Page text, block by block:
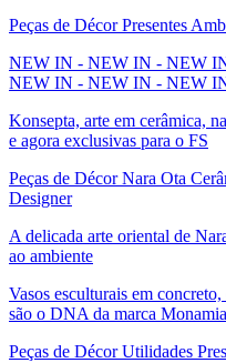
Peças de Décor Presentes
NEW IN - NEW IN - NEW
NEW IN - NEW IN - NEW
Konsepta, arte em cerâmica,
e agora exclusivas para o FS
Peças de Décor Nara Ota
Designer
A delicada arte oriental de
ao ambiente
Vasos esculturais em
são o DNA da marca Monamia
Peças de Décor Utilidades